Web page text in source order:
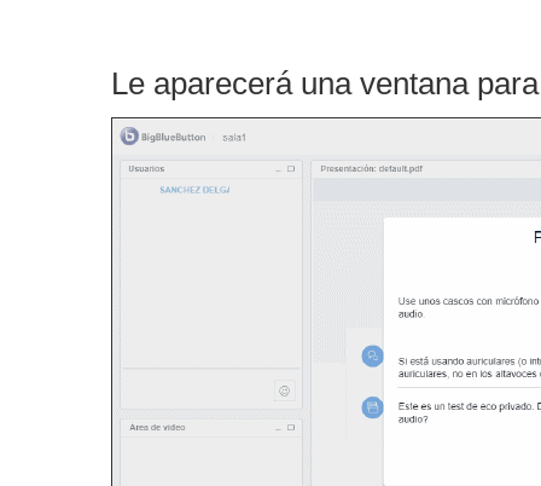
Le aparecerá una ventana